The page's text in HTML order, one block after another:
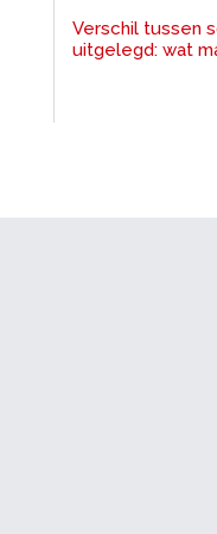
Verschil tussen
uitgelegd: wat